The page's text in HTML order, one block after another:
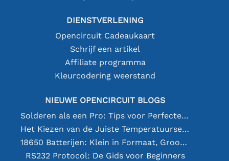
DIENSTVERLENING
Opencircuit Cadeaukaart
Schrijf een artikel
Affiliate programma
Kleurcodering weerstand
NIEUWE OPENCIRCUIT BLOGS
Solderen als een Pro: Tips voor Perfecte Elektronische Verbindingen
Het Kiezen van de Juiste Temperatuursensor [youtube]
18650 Batterijen: Klein in Formaat, Groot in Prestatie
RS232 Protocol: De Gids voor Beginners